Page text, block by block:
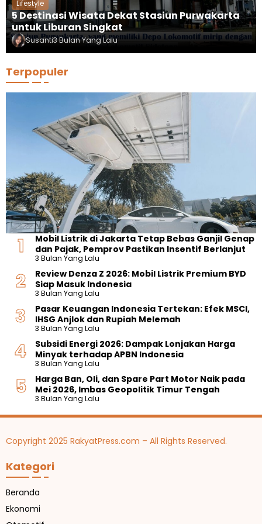
Lifestyle
5 Destinasi Wisata Dekat Stasiun Purwakarta
untuk Liburan Singkat
Susanti3 Bulan Yang Lalu
Terpopuler
Mobil Listrik di Jakarta Tetap Bebas Ganjil Genap
dan Pajak, Pemprov Pastikan Insentif Berlanjut
3 Bulan Yang Lalu
Review Denza Z 2026: Mobil Listrik Premium BYD
Siap Masuk Indonesia
3 Bulan Yang Lalu
Pasar Keuangan Indonesia Tertekan: Efek MSCI,
IHSG Anjlok dan Rupiah Melemah
3 Bulan Yang Lalu
Subsidi Energi 2026: Dampak Lonjakan Harga
Minyak terhadap APBN Indonesia
3 Bulan Yang Lalu
Harga Ban, Oli, dan Spare Part Motor Naik pada
Mei 2026, Imbas Geopolitik Timur Tengah
3 Bulan Yang Lalu
Copyright 2025 RakyatPress.com – All Rights Reserved.
Kategori
Beranda
Ekonomi